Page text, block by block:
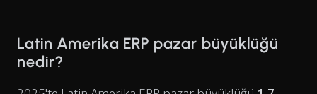
Latin Amerika ERP pazar büyüklüğü
nedir?